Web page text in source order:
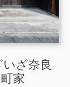
ざ奈良
家